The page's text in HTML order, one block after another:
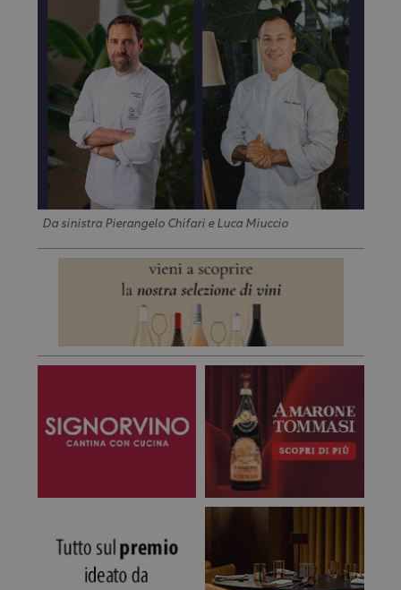
Da sinistra Pierangelo Chifari e Luca Miuccio